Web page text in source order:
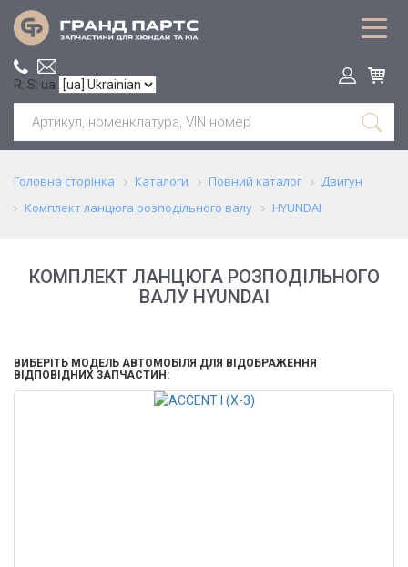
R: S: ua
Головна сторінка Каталоги Повний каталог
Двигун
Комплект ланцюга розподільного валу
HYUNDAI
КОМПЛЕКТ ЛАНЦЮГА РОЗПОДІЛЬНОГО
ВАЛУ HYUNDAI
ВИБЕРІТЬ МОДЕЛЬ АВТОМОБІЛЯ ДЛЯ ВІДОБРАЖЕННЯ
ВІДПОВІДНИХ ЗАПЧАСТИН: